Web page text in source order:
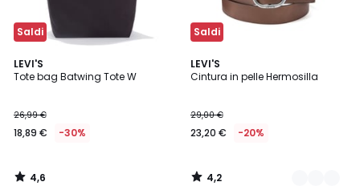
Saldi
LEVI'S
Tote bag Batwing Tote W
26,99 €
18,89 € -30%
4,6
/ 5
4,6
/
Saldi
LEVI'S
Cintura in pelle Hermosilla
29,00 €
23,20 € -20%
4,2
/ 5
2
Colori
4,2
/